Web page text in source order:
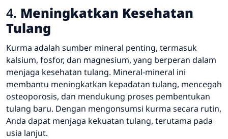
4. Meningkatkan Kesehatan
Tulang
Kurma adalah sumber mineral penting, termasuk
kalsium, fosfor, dan magnesium, yang berperan dalam
menjaga kesehatan tulang. Mineral-mineral ini
membantu meningkatkan kepadatan tulang, mencegah
osteoporosis, dan mendukung proses pembentukan
tulang baru. Dengan mengonsumsi kurma secara rutin,
Anda dapat menjaga kekuatan tulang, terutama pada
usia lanjut.